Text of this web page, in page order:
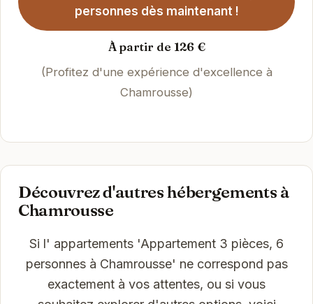
personnes dès maintenant !
À partir de 126 €
(Profitez d'une expérience d'excellence à
Chamrousse)
Découvrez d'autres hébergements à
Chamrousse
Si l' appartements 'Appartement 3 pièces, 6
personnes à Chamrousse' ne correspond pas
exactement à vos attentes, ou si vous